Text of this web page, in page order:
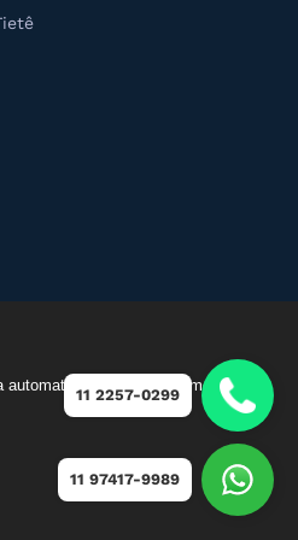
11 2257-0299
11 97417-9989
que usamos